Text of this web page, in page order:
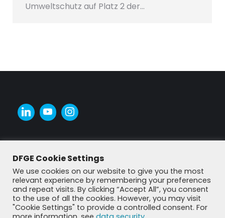
Umweltschutz auf Platz 2 der…
DFGE Cookie Settings
We use cookies on our website to give you the most
relevant experience by remembering your preferences
and repeat visits. By clicking “Accept All”, you consent
to the use of all the cookies. However, you may visit
"Cookie Settings" to provide a controlled consent. For